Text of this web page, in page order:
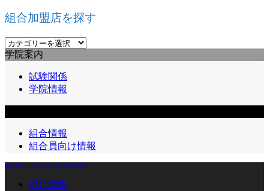
組合加盟店を探す
組
合
を
探
学院案内
試験関係
学院情報
組合情報
組合員向け情報
大阪府クリーニング生活衛生同業組合
組合情報